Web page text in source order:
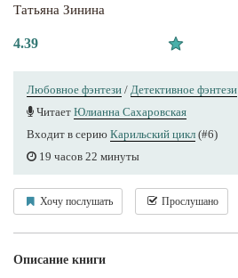
Татьяна Зинина
4.39
Любовное фэнтези / Детективное фэнтези
Читает Юлианна Сахаровская
Входит в серию Карильский цикл (#6)
19 часов 22 минуты
Хочу послушать Прослушано
Описание книги